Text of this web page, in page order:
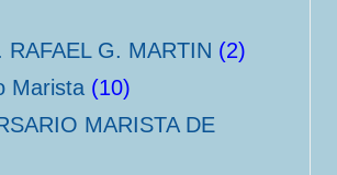
RAFAEL G. MARTIN (2)
Marista (10)
MARISTA DE